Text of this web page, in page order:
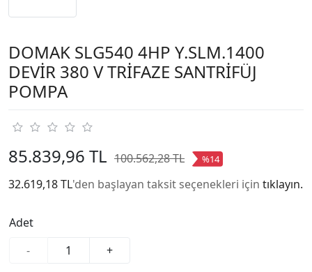
DOMAK SLG540 4HP Y.SLM.1400
DEVİR 380 V TRİFAZE SANTRİFÜJ
POMPA
85.839,96 TL 100.562,28 TL %14
32.619,18 TL'den başlayan taksit seçenekleri için tıklayın.
Adet
-
+